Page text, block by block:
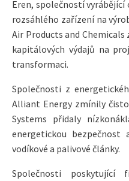
Eren, společností
rozsáhlého zařízení na
Air Products and Chemicals
kapitálových výdajů na
transformaci.
Společnosti z
Alliant Energy zmínily
Systems přidaly
energetickou
vodíkové a palivové články.
Společnosti poskytující